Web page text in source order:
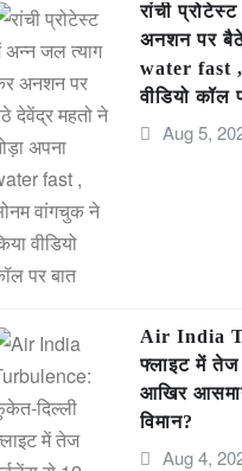
रांची
अनशन पर बैठे
water fast ,
वीडियो कॉल
Aug 5,
Air India
फ्लाइट में
आखिर
विमान?
Aug 4,